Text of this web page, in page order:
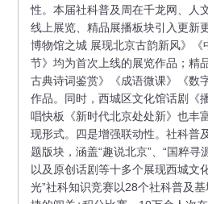
性。本届社科普及周在千龙网、人
线上展览、精品展播板块引入更新
博物馆之城 展现北京古韵新风》
节》均为首次上线的展览作品；精
古典诗词鉴赏》《成语微课》《数
作品。同时，西城区文化馆话剧《
唱快板《新时代北京处处新》也丰
现形式。四是增强联动性。社科普
题版块，涵盖“趣说北京”、“国粹寻
以及原创话剧等十多个展现西城文
光”社科知识竞赛以28个社科普及